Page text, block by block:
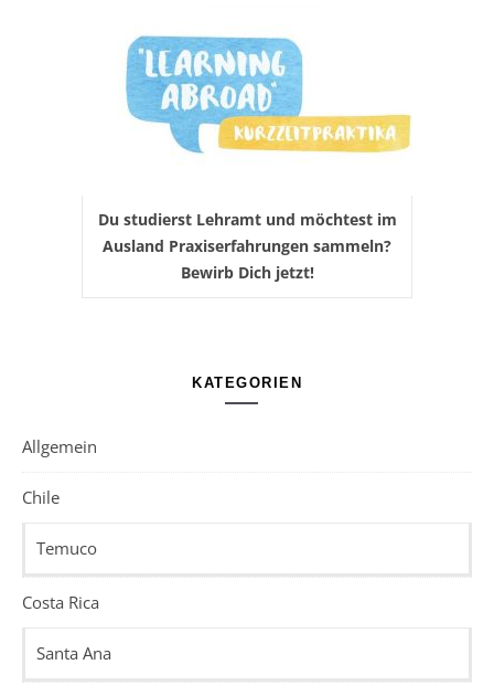
Du studierst Lehramt und möchtest im
Ausland Praxiserfahrungen sammeln?
Bewirb Dich jetzt!
KATEGORIEN
Allgemein
Chile
Temuco
Costa Rica
Santa Ana